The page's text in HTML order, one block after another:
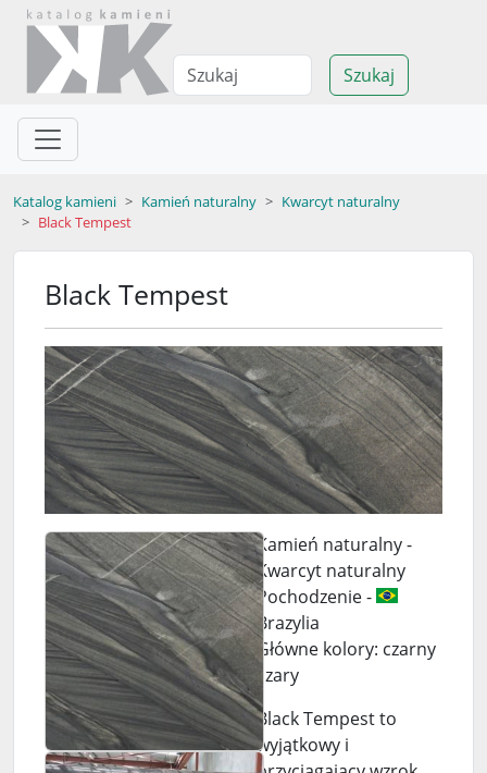
Szukaj
Katalog kamieni Kamień naturalny
Kwarcyt naturalny
Black Tempest
Black Tempest
Kamień naturalny -
Kwarcyt naturalny
Pochodzenie -
Brazylia
Główne kolory: czarny
szary
Black Tempest to
wyjątkowy i